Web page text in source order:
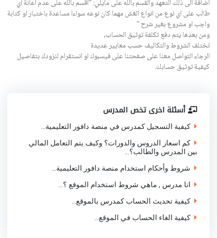
اضافة الى ذلك التعهد والقسم بالله على مايلي: "اقسم بالله على عدم اعانة اي
طالب على اي نوع من انواع الغش مهما كان نوعه سواءا مساعدة باختبار او كتابة
واجب او مشروع بغير شرح "
ومن بعدها يتم دفع تكلفة توثيق الحساب,
تختلف الشروط والتكاليف حسب معايير عديدة
الرجاء التواصل معنا على صفحتنا على فيسبوك او انستقرام لنزودك بتفاصيل
كيفية توثيق حسابك.
أسئلة اخرى تخص المدرس
كيفية التسجيل كمدرس في منصة دافور التعليمية...
كم اسعار الدروس والدورات؟ وكيف يتم التعامل المالي
بين المدرس والطالب؟...
شروط وأحكام استخدام منصة دافور التعليمية...
انا مدرس , ماهي شروط استخدام الموقع ؟...
كيفية تحديث الحساب كمدرس بالموقع...
كيفية الغاء الحساب في الموقع...